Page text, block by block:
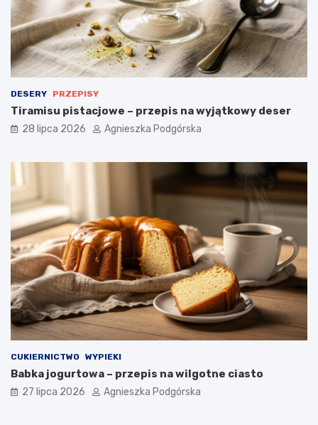
i
a
d
a
n
i
DESERY PRZEPISY
Tiramisu pistacjowe – przepis na wyjątkowy deser
28 lipca 2026 Agnieszka Podgórska
CUKIERNICTWO WYPIEKI
Babka jogurtowa – przepis na wilgotne ciasto
27 lipca 2026 Agnieszka Podgórska